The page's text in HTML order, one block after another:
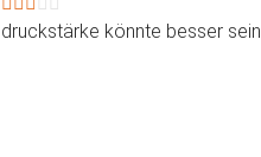
druckstärke könnte besser sein